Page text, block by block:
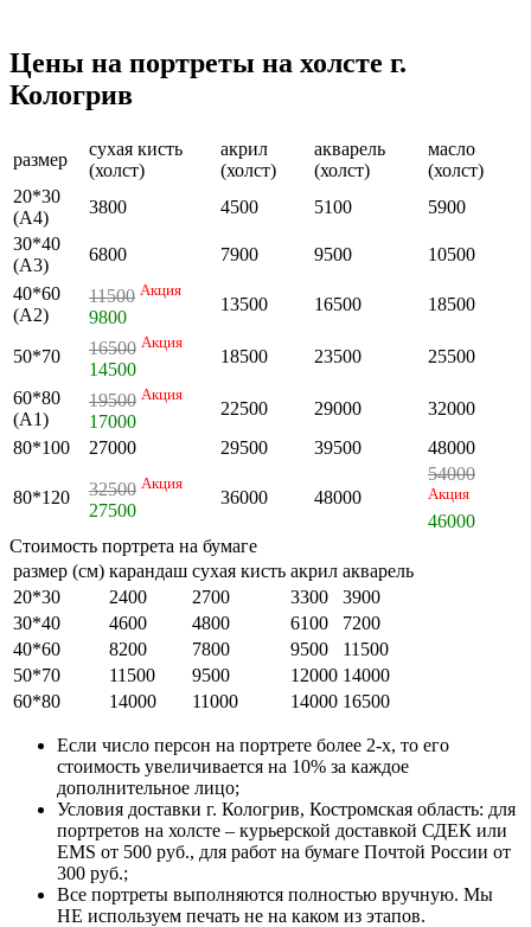
Цены на портреты на холсте г.
Кологрив
размер
сухая кисть
(холст)
акрил
(холст)
акварель
(холст)
масло
(холст)
20*30
(А4)
3800 4500 5100
5900
30*40
(А3)
6800 7900 9500
10500
40*60
(А2)
11500 Акция
9800
13500 16500 18500
50*70 16500 Акция
14500
18500 23500 25500
60*80
(А1)
19500 Акция
17000
22500 29000
32000
80*100
27000 29500 39500 48000
80*120 32500 Акция
27500
36000 48000
54000
Акция
46000
Стоимость портрета на бумаге
размер (см) карандаш сухая кисть акрил акварель
20*30
2400 2700 3300
3900
30*40
4600 4800 6100
7200
40*60
8200 7800 9500
11500
50*70
11500 9500 12000 14000
60*80
14000 11000 14000 16500
Если число персон на портрете более 2-х, то его
стоимость увеличивается на 10% за каждое
дополнительное лицо;
Условия доставки г. Кологрив, Костромская область: для
портретов на холсте – курьерской доставкой СДЕК или
EMS от 500 руб., для работ на бумаге Почтой России от
300 руб.;
Все портреты выполняются полностью вручную. Мы
НЕ используем печать не на каком из этапов.